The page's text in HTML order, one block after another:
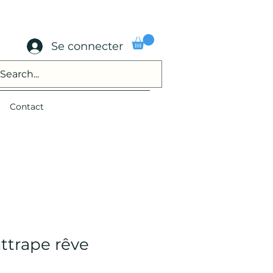
Se connecter
Contact
rêve